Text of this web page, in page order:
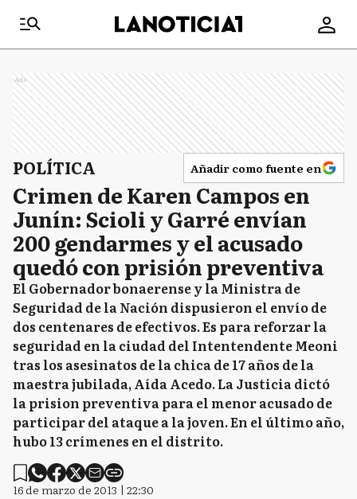
Ads
POLÍTICA Añadir como fuente en
Crimen de Karen Campos en
Junín: Scioli y Garré envían
200 gendarmes y el acusado
quedó con prisión preventiva
El Gobernador bonaerense y la Ministra de
Seguridad de la Nación dispusieron el envío de
dos centenares de efectivos. Es para reforzar la
seguridad en la ciudad del Intentendente Meoni
tras los asesinatos de la chica de 17 años de la
maestra jubilada, Aída Acedo. La Justicia dictó
la prision preventiva para el menor acusado de
participar del ataque a la joven. En el último año,
hubo 13 crímenes en el distrito.
16 de marzo de 2013 | 22:30